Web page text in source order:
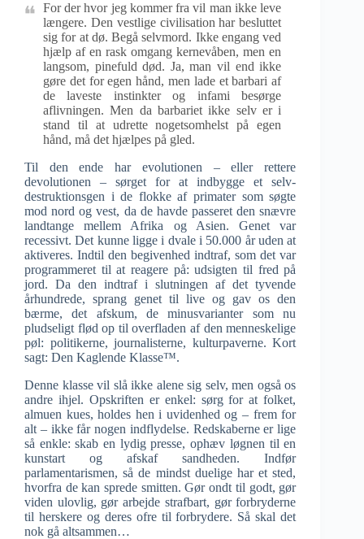
For der hvor jeg kommer fra vil man ikke leve
længere. Den vestlige civilisation har besluttet
sig for at dø. Begå selvmord. Ikke engang ved
hjælp af en rask omgang kernevåben, men en
langsom, pinefuld død. Ja, man vil end ikke
gøre det for egen hånd, men lade et barbari af
de laveste instinkter og infami besørge
aflivningen. Men da barbariet ikke selv er i
stand til at udrette nogetsomhelst på egen
hånd, må det hjælpes på gled.
Til den ende har evolutionen – eller rettere
devolutionen – sørget for at indbygge et selv-
destruktionsgen i de flokke af primater som søgte
mod nord og vest, da de havde passeret den snævre
landtange mellem Afrika og Asien. Genet var
recessivt. Det kunne ligge i dvale i 50.000 år uden at
aktiveres. Indtil den begivenhed indtraf, som det var
programmeret til at reagere på: udsigten til fred på
jord. Da den indtraf i slutningen af det tyvende
århundrede, sprang genet til live og gav os den
bærme, det afskum, de minusvarianter som nu
pludseligt flød op til overfladen af den menneskelige
pøl: politikerne, journalisterne, kulturpaverne. Kort
sagt: Den Kaglende Klasse™.
Denne klasse vil slå ikke alene sig selv, men også os
andre ihjel. Opskriften er enkel: sørg for at folket,
almuen kues, holdes hen i uvidenhed og – frem for
alt – ikke får nogen indflydelse. Redskaberne er lige
så enkle: skab en lydig presse, ophæv løgnen til en
kunstart og afskaf sandheden. Indfør
parlamentarismen, så de mindst duelige har et sted,
hvorfra de kan sprede smitten. Gør ondt til godt, gør
viden ulovlig, gør arbejde strafbart, gør forbryderne
til herskere og deres ofre til forbrydere. Så skal det
nok gå altsammen…